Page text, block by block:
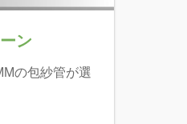
ン
の包紗管が選